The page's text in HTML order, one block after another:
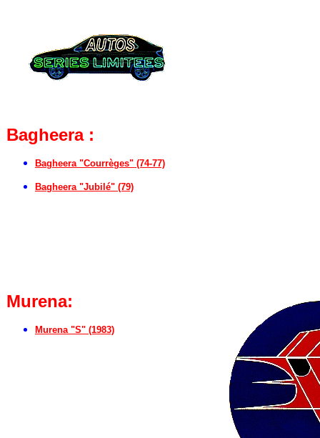
Bagheera :
Bagheera "Courrèges" (74-77)
Bagheera "Jubilé" (79)
Murena:
Murena "S" (1983)